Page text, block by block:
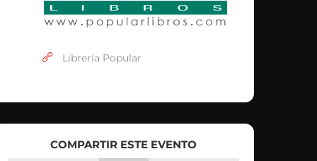
Librería Popular
COMPARTIR ESTE EVENTO